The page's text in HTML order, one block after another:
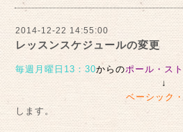
2014-12-22 14:55:00
レッスンスケジュールの変更
毎週月曜日13：30からのポール・ス
↓
ベーシック・
します。